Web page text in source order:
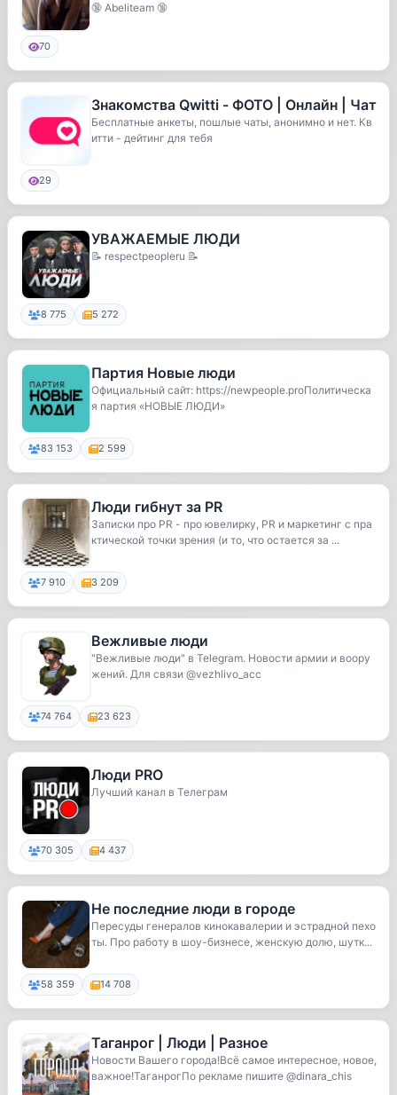
🔞 Abeliteam 🔞
70
Знакомства Qwitti - ФОТО | Онлайн | Чат
Бесплатные анкеты, пошлые чаты, анонимно и нет. Кв
итти - дейтинг для тебя
29
УВАЖАЕМЫЕ ЛЮДИ
📝 respectpeopleru 📝
8 775 5 272
Партия Новые люди
Официальный сайт: https://newpeople.proПолитическа
я партия «НОВЫЕ ЛЮДИ»
83 153 2 599
Люди гибнут за PR
Записки про PR - про ювелирку, PR и маркетинг с пра
ктической точки зрения (и то, что остается за ...
7 910 3 209
Вежливые люди
"Вежливые люди" в Telegram. Новости армии и воору
жений. Для связи @vezhlivo_acc
74 764 23 623
Люди PRO
Лучший канал в Телеграм
70 305 4 437
Не последние люди в городе
Пересуды генералов кинокавалерии и эстрадной пехо
ты. Про работу в шоу-бизнесе, женскую долю, шутк...
58 359 14 708
Таганрог | Люди | Разное
Новости Вашего города!Всё самое интересное, новое,
важное!ТаганрогПо рекламе пишите @dinara_chis